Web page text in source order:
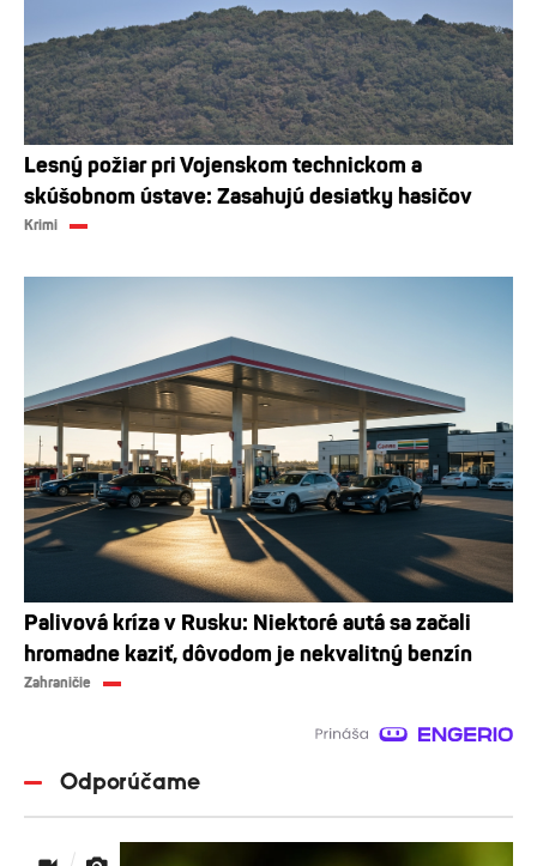
Lesný požiar pri Vojenskom technickom a
skúšobnom ústave: Zasahujú desiatky hasičov
Krimi
Palivová kríza v Rusku: Niektoré autá sa začali
hromadne kaziť, dôvodom je nekvalitný benzín
Zahraničie
Odporúčame